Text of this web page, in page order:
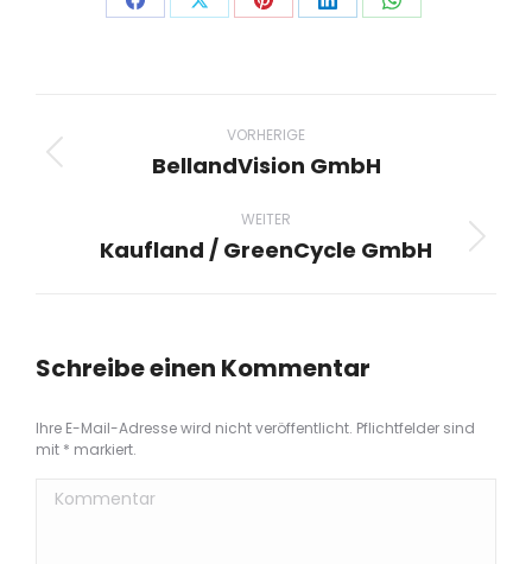
Auf
Auf
Auf
Auf
Auf
navigation
VORHERIGE
Previous
BellandVision GmbH
WEITER
Next
Kaufland / GreenCycle GmbH
Schreibe einen Kommentar
Ihre E-Mail-Adresse wird nicht veröffentlicht. Pflichtfelder sind
mit * markiert.
Kommentar